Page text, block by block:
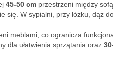
45-50 cm przestrzeni między
się. W sypialni, przy łóżku, dąż do
meblami, co ogranicza
dla ułatwienia sprzątania oraz